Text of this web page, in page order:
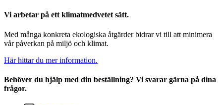
Vi arbetar på ett klimatmedvetet sätt.
Med många konkreta ekologiska åtgärder bidrar vi till att minimera
vår påverkan på miljö och klimat.
Här hittar du mer information.
Behöver du hjälp med din beställning? Vi svarar gärna på dina
frågor.